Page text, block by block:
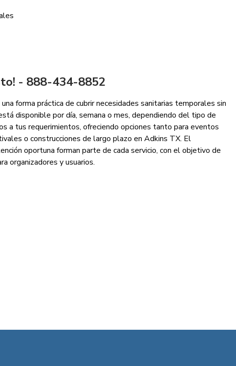
- 888-434-8852
forma práctica de cubrir necesidades sanitarias temporales sin
disponible por día, semana o mes, dependiendo del tipo de
a tus requerimientos, ofreciendo opciones tanto para eventos
o construcciones de largo plazo en Adkins TX. El
oportuna forman parte de cada servicio, con el objetivo de
organizadores y usuarios.